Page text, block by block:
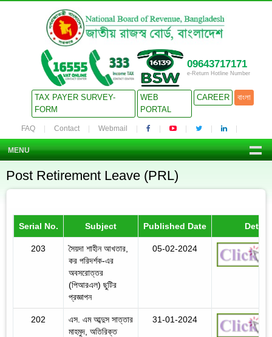
09643717171
e-Return Hotline Number
TAX PAYER SURVEY-
FORM
WEB
PORTAL
CAREER বাংলা
FAQ Contact Webmail
MENU
Post Retirement Leave (PRL)
Serial No. Subject Published Date
203
সৈয়দা শাহীন আখতার,
কর পরিদর্শক-এর
অবসরোত্তর
(পিআরএল) ছুটির
প্রজ্ঞাপন
05-02-2024
202
এস. এম আব্দুস সাত্তার
মাহমুদ, অতিরিক্ত
31-01-2024